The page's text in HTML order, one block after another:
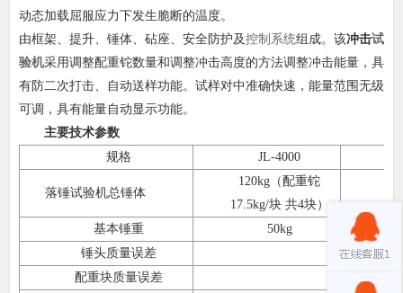
动态加载屈服应力下发生脆断的温度。
由框架、提升、锤体、砧座、安全防护及控制系统组成。该冲击试
验机采用调整配重铊数量和调整冲击高度的方法调整冲击能量，具
有防二次打击、自动送样功能。试样对中准确快速，能量范围无级
可调，具有能量自动显示功能。
主要技术参数
规格
JL-4000
落锤试验机总锤体
120kg（配重铊
17.5kg/块 共4块）
基本锤重
50kg
锤头质量误差
≤±1%
配重块质量误差